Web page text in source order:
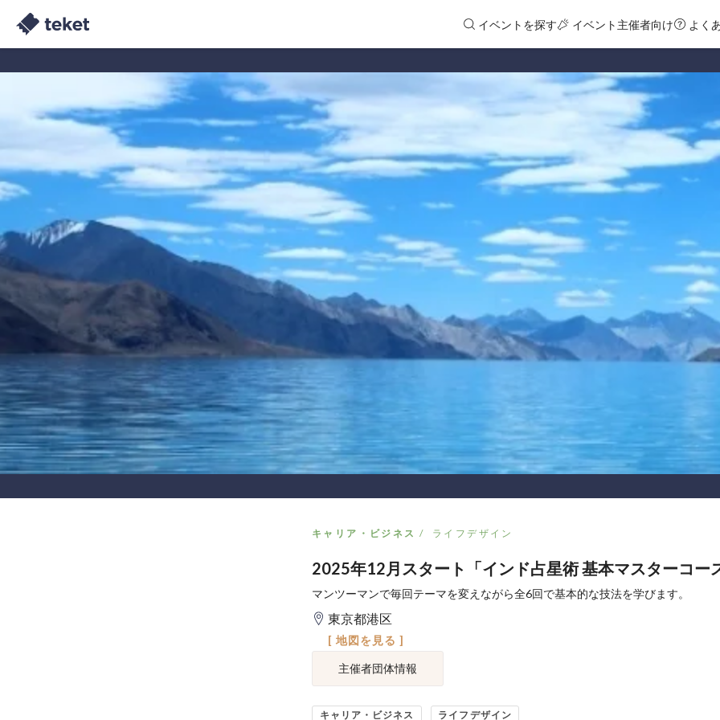
イベントを探す イベント主催者向け よく
キャリア・ビジネス ライフデザイン
2025年12月スタート「インド占星術 基本マスターコー
マンツーマンで毎回テーマを変えながら全6回で基本的な技法を学びます。
東京都港区
[ 地図を見る ]
主催者団体情報
キャリア・ビジネス ライフデザイン